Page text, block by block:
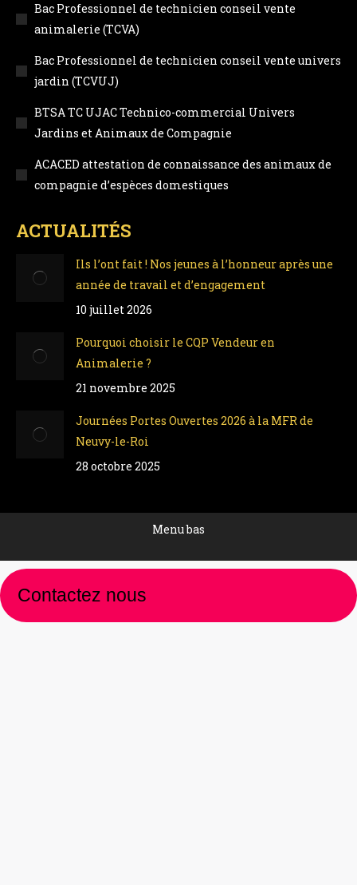
Bac Professionnel de technicien conseil vente
animalerie (TCVA)
Bac Professionnel de technicien conseil vente univers
jardin (TCVUJ)
BTSA TC UJAC Technico-commercial Univers
Jardins et Animaux de Compagnie
ACACED attestation de connaissance des animaux de
compagnie d’espèces domestiques
ACTUALITÉS
Ils l’ont fait ! Nos jeunes à l’honneur après une
année de travail et d’engagement
10 juillet 2026
Pourquoi choisir le CQP Vendeur en
Animalerie ?
21 novembre 2025
Journées Portes Ouvertes 2026 à la MFR de
Neuvy-le-Roi
28 octobre 2025
Menu bas
Contactez nous